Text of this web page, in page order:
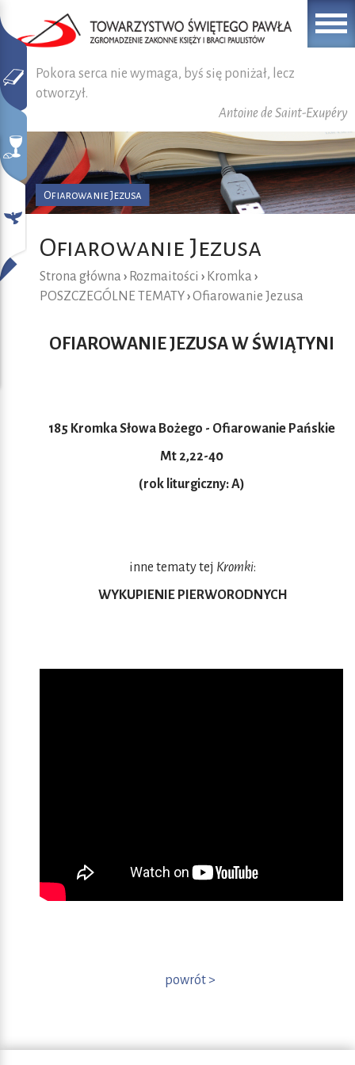
Pokora serca nie wymaga, byś się poniżał, lecz
otworzył.
Antoine de Saint-Exupéry
Ofiarowanie Jezusa
Ofiarowanie Jezusa
Strona główna › Rozmaitości › Kromka ›
POSZCZEGÓLNE TEMATY›Ofiarowanie Jezusa
OFIAROWANIE JEZUSA W ŚWIĄTYNI
185 Kromka Słowa Bożego - Ofiarowanie Pańskie
Mt 2,22-40
(rok liturgiczny: A)
inne tematy tej Kromki:
WYKUPIENIE PIERWORODNYCH
powrót >